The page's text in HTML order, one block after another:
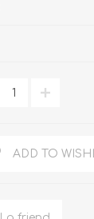
ADD TO